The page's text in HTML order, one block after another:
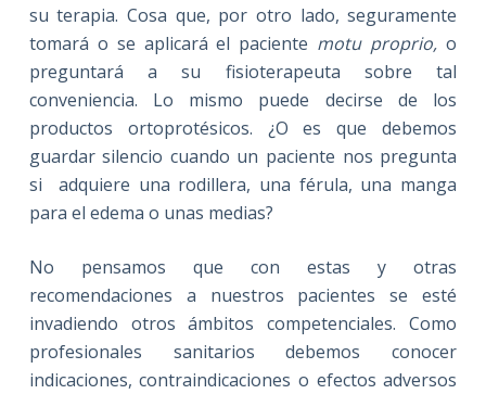
su terapia. Cosa que, por otro lado, seguramente
tomará o se aplicará el paciente motu proprio, o
preguntará a su fisioterapeuta sobre tal
conveniencia. Lo mismo puede decirse de los
productos ortoprotésicos. ¿O es que debemos
guardar silencio cuando un paciente nos pregunta
si adquiere una rodillera, una férula, una manga
para el edema o unas medias?
No pensamos que con estas y otras
recomendaciones a nuestros pacientes se esté
invadiendo otros ámbitos competenciales. Como
profesionales sanitarios debemos conocer
indicaciones, contraindicaciones o efectos adversos